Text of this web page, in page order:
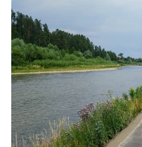
Czorsztyńskiego (o
łatwiejszy, czyli z opcją
między zamkami w
dla rodzin z dziećmi od
w dowolnym miejscu,
położonych miejscowości
Najbardziej dogodne
Podhalańskim,
Czorsztyn-Ski lub parking
którzy startują z Dębna